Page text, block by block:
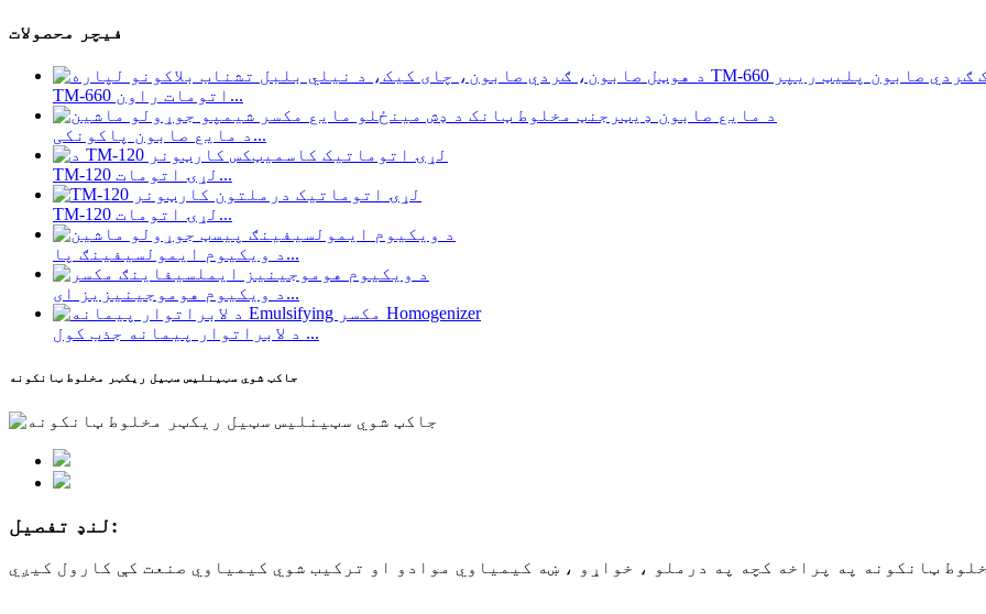
فیچر محصولات
TM-660 اتومات راون...
د مایع صابون پاکونکی...
TM-120 لړۍ اتومات...
TM-120 لړۍ اتومات...
د ویکیوم ایمولسیفینګ پا...
د ویکیوم هوموجینیزیز ای...
د لابراتوار پیمانه جذب کول ...
جاکټ شوي سټینلیس سټیل ریکټر مخلوط ټانکونه
لنډ تفصیل: